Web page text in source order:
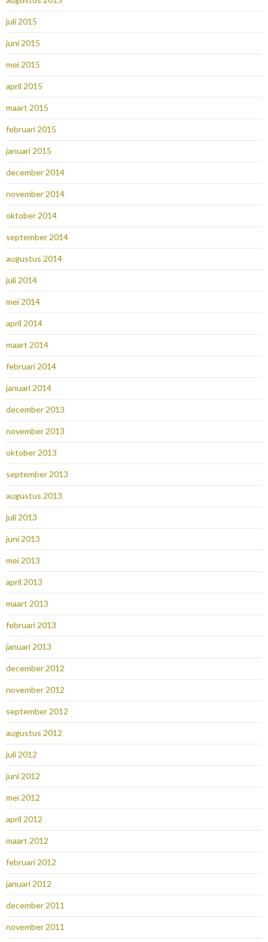
juli 2015
juni 2015
mei 2015
april 2015
maart 2015
februari 2015
januari 2015
december 2014
november 2014
oktober 2014
september 2014
augustus 2014
juli 2014
mei 2014
april 2014
maart 2014
februari 2014
januari 2014
december 2013
november 2013
oktober 2013
september 2013
augustus 2013
juli 2013
juni 2013
mei 2013
april 2013
maart 2013
februari 2013
januari 2013
december 2012
november 2012
september 2012
augustus 2012
juli 2012
juni 2012
mei 2012
april 2012
maart 2012
februari 2012
januari 2012
december 2011
november 2011